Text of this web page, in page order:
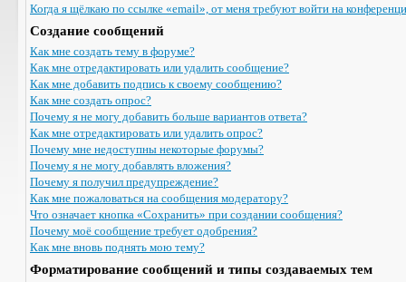
Когда я щёлкаю по ссылке «email», от меня требуют войти на
Создание сообщений
Как мне создать тему в форуме?
Как мне отредактировать или удалить сообщение?
Как мне добавить подпись к своему сообщению?
Как мне создать опрос?
Почему я не могу добавить больше вариантов ответа?
Как мне отредактировать или удалить опрос?
Почему мне недоступны некоторые форумы?
Почему я не могу добавлять вложения?
Почему я получил предупреждение?
Как мне пожаловаться на сообщения модератору?
Что означает кнопка «Сохранить» при создании сообщения?
Почему моё сообщение требует одобрения?
Как мне вновь поднять мою тему?
Форматирование сообщений и типы создаваемых тем